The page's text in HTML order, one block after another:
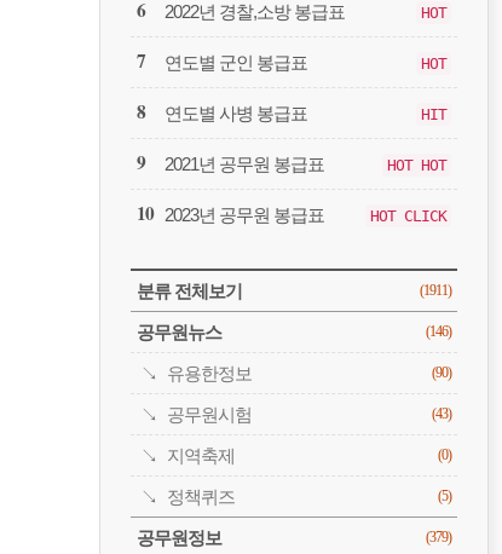
2022년 경찰,소방 봉급표 HOT
연도별 군인 봉급표 HOT
연도별 사병 봉급표 HIT
2021년 공무원 봉급표 HOT HOT
2023년 공무원 봉급표 HOT CLICK
CATEGORY
분류 전체보기 (1911)
공무원뉴스 (146)
유용한정보 (90)
공무원시험 (43)
지역축제 (0)
정책퀴즈 (5)
공무원정보 (379)